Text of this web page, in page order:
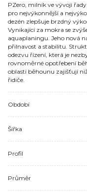
PZero, milník ve vývoji
pro nejvýkonnější a
dezén zlepšuje brzdný
Vynikající za mokra se
aquaplaningu. Jeho nová
přilnavost a stabilitu.
odezvu řízení, která je
rovnoměrné opotřebení
oblasti běhounu zajišťují
řidiče.
Období
Šířka
Profil
Průměr